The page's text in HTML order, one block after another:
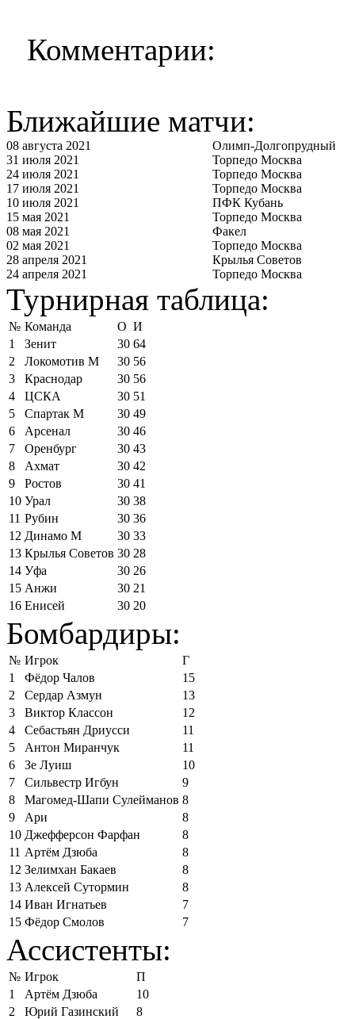
Комментарии:
Ближайшие матчи:
08 августа 2021
Олимп-Долгопрудный
31 июля 2021
Торпедо Москва
24 июля 2021
Торпедо Москва
17 июля 2021
Торпедо Москва
10 июля 2021
ПФК Кубань
15 мая 2021
Торпедо Москва
08 мая 2021
Факел
02 мая 2021
Торпедо Москва
28 апреля 2021
Крылья Советов
24 апреля 2021
Торпедо Москва
Турнирная таблица:
№ Команда О И
1
Зенит 30 64
2
Локомотив М 30 56
3
Краснодар 30 56
4
ЦСКА 30 51
5
Спартак М 30 49
6
Арсенал 30 46
7
Оренбург 30 43
8
Ахмат 30 42
9
Ростов 30 41
10 Урал 30 38
11 Рубин 30 36
12 Динамо М 30 33
13 Крылья Советов 30 28
14 Уфа 30 26
15 Анжи 30 21
16 Енисей 30 20
Бомбардиры:
№ Игрок
Г
1
Фёдор Чалов
15
2
Сердар Азмун
13
3
Виктор Классон
12
4
Себастьян Дриусси
11
5
Антон Миранчук
11
6
Зе Луиш
10
7
Сильвестр Игбун
9
8
Магомед-Шапи Сулейманов 8
9
Ари
8
10 Джефферсон Фарфан
8
11 Артём Дзюба
8
12 Зелимхан Бакаев
8
13 Алексей Сутормин
8
14 Иван Игнатьев
7
15 Фёдор Смолов 7
Ассистенты:
№ Игрок
П
1
Артём Дзюба
10
2
Юрий Газинский
8